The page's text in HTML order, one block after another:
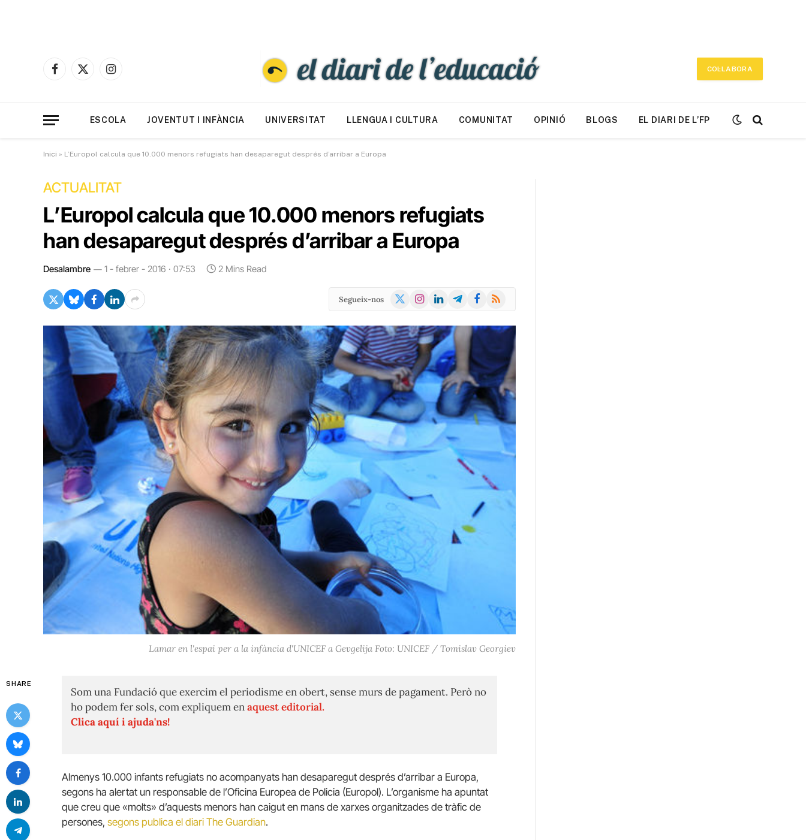
Facebook
X
Instagram
COL·LABORA
ESCOLA JOVENTUT I INFÀNCIA UNIVERSITAT LLENGUA I CULTURA COMUNITAT OPINIÓ BLOGS EL DIARI DE L’FP
Inici » L’Europol calcula que 10.000 menors refugiats han desaparegut després d’arribar a Europa
ACTUALITAT
L’Europol calcula que 10.000 menors refugiats
han desaparegut després d’arribar a Europa
Desalambre 1 - febrer - 2016 · 07:53 2 Mins Read
Segueix-nos
X
Instagram
LinkedInTelegramFacebook
RSS
Lamar en l'espai per a la infància d'UNICEF a Gevgelija Foto: UNICEF / Tomislav Georgiev
SHARE
Som una Fundació que exercim el periodisme en obert, sense murs de pagament. Però no
ho podem fer sols, com expliquem enaquest editorial.
Clica aquí i ajuda'ns!
Almenys 10.000 infants refugiats no acompanyats han desaparegut després d’arribar a Europa,
segons ha alertat un responsable de l’Oficina Europea de Policia (Europol). L’organisme ha apuntat
que creu que «molts» d’aquests menors han caigut en mans de xarxes organitzades de tràfic de
persones, segons publica el diari The Guardian.